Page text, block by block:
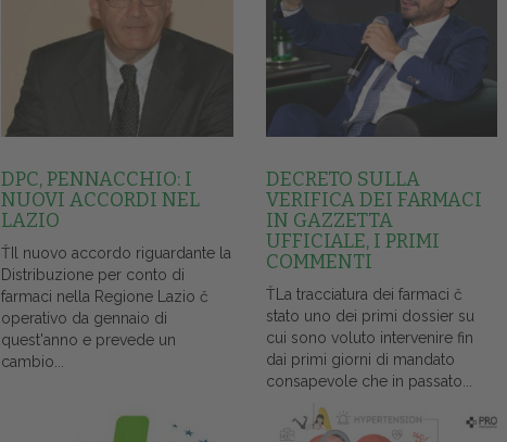
DPC, PENNACCHIO: I
NUOVI ACCORDI NEL
LAZIO
ŤIl nuovo accordo riguardante la
Distribuzione per conto di
farmaci nella Regione Lazio č
operativo da gennaio di
quest'anno e prevede un
cambio...
DECRETO SULLA
VERIFICA DEI FARMACI
IN GAZZETTA
UFFICIALE, I PRIMI
COMMENTI
ŤLa tracciatura dei farmaci č
stato uno dei primi dossier su
cui sono voluto intervenire fin
dai primi giorni di mandato
consapevole che in passato...